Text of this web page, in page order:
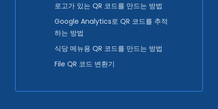
로고가 있는 QR 코드를 만드는 방법
Google Analytics로 QR 코드를 추적
하는 방법
식당 메뉴용 QR 코드를 만드는 방법
File QR 코드 변환기